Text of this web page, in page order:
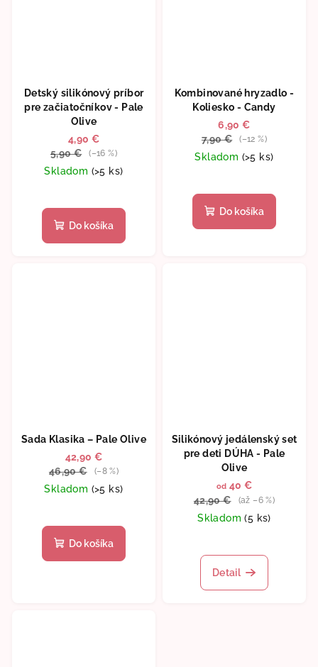
Detský silikónový príbor
pre začiatočníkov - Pale
Olive
4,90 €
5,90 €
(–16 %)
Skladom (>5 ks)
hodnotenie
produktu
Do košíka
Kombinované hryzadlo -
Koliesko - Candy
6,90 €
7,90 €
(–12 %)
Skladom (>5 ks)
hodnotenie
produktu
Do košíka
Sada Klasika – Pale Olive
42,90 €
46,90 €
(–8 %)
Skladom (>5 ks)
hodnotenie
produktu
Do košíka
Silikónový jedálenský set
pre deti DÚHA - Pale
Olive
od 40 €
42,90 €
(až –6 %)
Skladom(5 ks)
hodnotenie
produktu
Detail